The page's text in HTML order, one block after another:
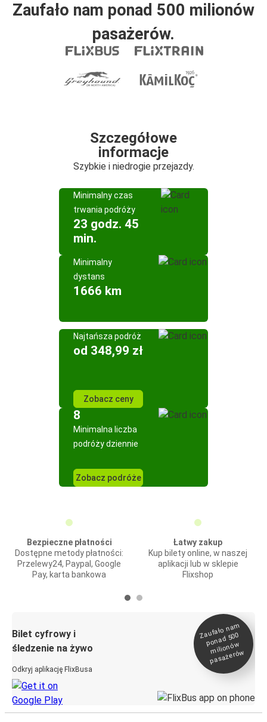
Zaufało nam ponad 500 milionów
pasażerów.
Szczegółowe
informacje
Szybkie i niedrogie przejazdy.
Minimalny czas
trwania podróży
23 godz. 45
min.
Minimalny
dystans
1666 km
Najtańsza podróż
od 348,99 zł
Zobacz ceny
8
Minimalna liczba
podróży dziennie
Zobacz podróże
Bezpieczne płatności
Dostępne metody płatności:
Przelewy24, Paypal, Google
Pay, karta bankowa
Łatwy zakup
Kup bilety online, w naszej
aplikacji lub w sklepie
Flixshop
Bilet cyfrowy i
śledzenie na żywo
Odkryj aplikację FlixBusa
Zaufało na
m
ponad 500
milionó
w
pasażeró
w